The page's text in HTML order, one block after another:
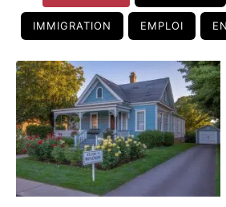
IMMIGRATION EMPLOI